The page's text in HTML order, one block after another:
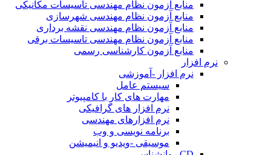
منابع آزمون نظام مهندسی تاسیسات مکانیکی
منابع آزمون نظام مهندسی شهرسازی
منابع آزمون نظام مهندسی نقشه برداری
منابع آزمون نظام مهندسی تاسیسات برقی
منابع آزمون کارشناسی رسمی
نرم افزار
نرم افزار -آموزشی
سیستم عامل
مهارت های کار با کامپیوتر
نرم افزار های گرافیکی
نرم افزارهای مهندسی
برنامه نویسی و وب
موسیقی -ویدیو و انیمیشن